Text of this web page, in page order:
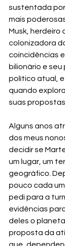
sustentada
mais
Musk, herdeiro
colonizadora
coincidências
bilionário e
político atual,
quando
suas
Alguns anos
dos meus
decidir se
um lugar, um
geográfico.
pouco cada
pedi para a
evidências
deles o
proposta da
que,